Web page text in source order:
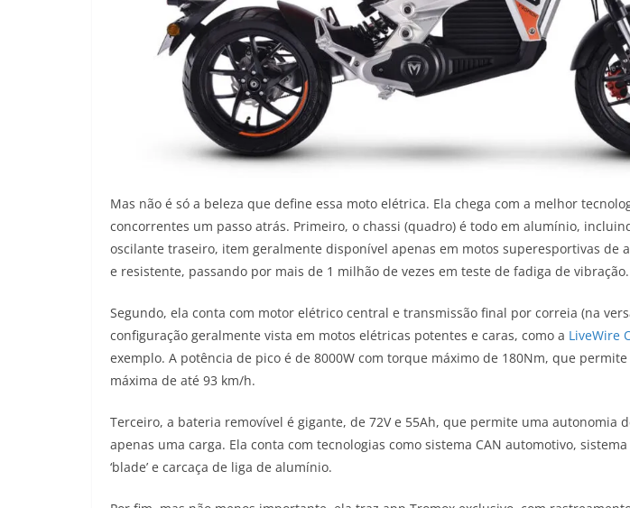
Mas não é só a beleza que define essa moto elétrica. Ela chega com a melhor
concorrentes um passo atrás. Primeiro, o chassi (quadro) é todo em alumínio,
oscilante traseiro, item geralmente disponível apenas em motos superesportivas de
e resistente, passando por mais de 1 milhão de vezes em teste de fadiga de vibração.
Segundo, ela conta com motor elétrico central e transmissão final por correia (na
configuração geralmente vista em motos elétricas potentes e caras, como a LiveWire
exemplo. A potência de pico é de 8000W com torque máximo de 180Nm, que
máxima de até 93 km/h.
Terceiro, a bateria removível é gigante, de 72V e 55Ah, que permite uma autonomia
apenas uma carga. Ela conta com tecnologias como sistema CAN automotivo,
‘blade’ e carcaça de liga de alumínio.